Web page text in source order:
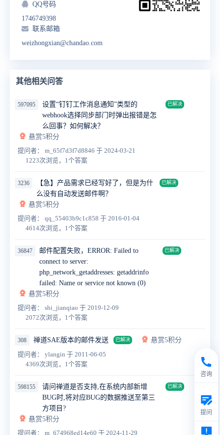
QQ号码
1746749398
联系邮箱
weizhongxian@chandao.com
其他相关问答
597095
设置“钉钉工作消息通知”类型的
webhook选择同步部门时弹出报错是怎
么回事？如何解决？
已解决
悬赏5积分
提问者： m_65f7d3f7d8846 于 2024-03-21
1223次浏览，1个答案
3236
【急】产品需求已经写好了，但是为什
么没有自动发送邮件啊？
已解决
悬赏5积分
提问者： qq_55403b9c1c858 于 2016-01-04
4614次浏览，1个答案
36847
邮件配置失败，ERROR: Failed to
connect to server:
php_network_getaddresses: getaddrinfo
failed: Name or service not known (0)
已解决
悬赏5积分
提问者： shi_jianqiao 于 2019-12-09
2072次浏览，1个答案
308 禅道SAE版本的邮件发送 已解决
悬赏5积分
提问者： ylangin 于 2011-06-05
4369次浏览，1个答案
598155
请问禅道是否支持,在系统内部新增
BUG时,将对应BUG的数据推送至第三
方项目?
已解决
悬赏5积分
提问者： m_674968ed14e60 于 2024-11-29
咨询
提问